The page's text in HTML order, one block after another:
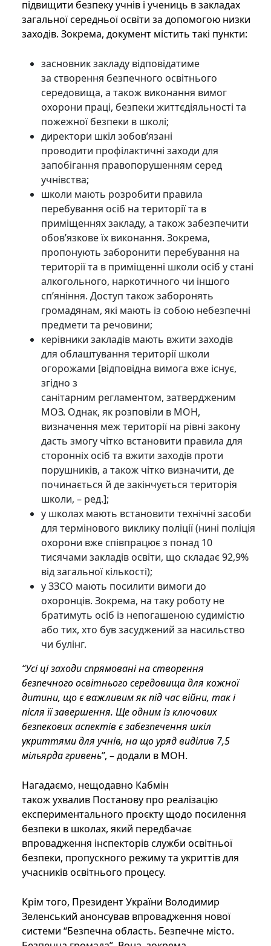
підвищити безпеку учнів і учениць в закладах
загальної середньої освіти за допомогою низки
заходів. Зокрема, документ містить такі пункти:
засновник закладу відповідатиме
за створення безпечного освітнього
середовища, а також виконання вимог
охорони праці, безпеки життєдіяльності та
пожежної безпеки в школі;
директори шкіл зобов’язані
проводити профілактичні заходи для
запобігання правопорушенням серед
учнівства;
школи мають розробити правила
перебування осіб на території та в
приміщеннях закладу, а також забезпечити
обов’язкове їх виконання. Зокрема,
пропонують заборонити перебування на
території та в приміщенні школи осіб у стані
алкогольного, наркотичного чи іншого
сп’яніння. Доступ також заборонять
громадянам, які мають із собою небезпечні
предмети та речовини;
керівники закладів мають вжити заходів
для облаштування території школи
огорожами [відповідна вимога вже існує,
згідно з
санітарним регламентом, затвердженим
МОЗ. Однак, як розповіли в МОН,
визначення меж території на рівні закону
дасть змогу чітко встановити правила для
сторонніх осіб та вжити заходів проти
порушників, а також чітко визначити, де
починається й де закінчується територія
школи, – ред.];
у школах мають встановити технічні засоби
для термінового виклику поліції (нині поліція
охорони вже співпрацює з понад 10
тисячами закладів освіти, що складає 92,9%
від загальної кількості);
у ЗЗСО мають посилити вимоги до
охоронців. Зокрема, на таку роботу не
братимуть осіб із непогашеною судимістю
або тих, хто був засуджений за насильство
чи булінг.
“Усі ці заходи спрямовані на створення
безпечного освітнього середовища для кожної
дитини, що є важливим як під час війни, так і
після її завершення. Ще одним із ключових
безпекових аспектів є забезпечення шкіл
укриттями для учнів, на що уряд виділив 7,5
мільярда гривень”, – додали в МОН.
Нагадаємо, нещодавно Кабмін
також ухвалив Постанову про реалізацію
експериментального проєкту щодо посилення
безпеки в школах, який передбачає
впровадження інспекторів служби освітньої
безпеки, пропускного режиму та укриттів для
учасників освітнього процесу.
Крім того, Президент України Володимир
Зеленський анонсував впровадження нової
системи “Безпечна область. Безпечне місто.